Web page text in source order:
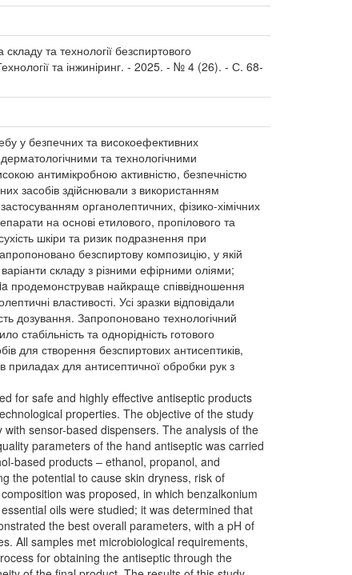
та технології безспиртового
та інжиніринг. - 2025. - № 4 (26). - С. 68-
у безпечних та високоефективних
та технологічними
антимікробною активністю, безпечністю
засобів здійснювали з використанням
органолептичних, фізико-хімічних
на основі етилового, пропілового та
шкіри та ризик подразнення при
безспиртову композицію, у якій
складу з різними ефірними оліями;
продемонстрував найкраще співвідношення
властивості. Усі зразки відповідали
дозування. Запропоновано технологічний
та однорідність готового
для створення безспиртових антисептиків,
приладах для антисептичної обробки рук з
for safe and highly effective antiseptic products
properties. The objective of the study
sensor-based dispensers. The analysis of the
parameters of the hand antiseptic was carried
based products – ethanol, propanol, and
the potential to cause skin dryness, risk of
was proposed, in which benzalkonium
oils were studied; it was determined that
the best overall parameters, with a pH of
All samples met microbiological requirements,
for obtaining the antiseptic through the